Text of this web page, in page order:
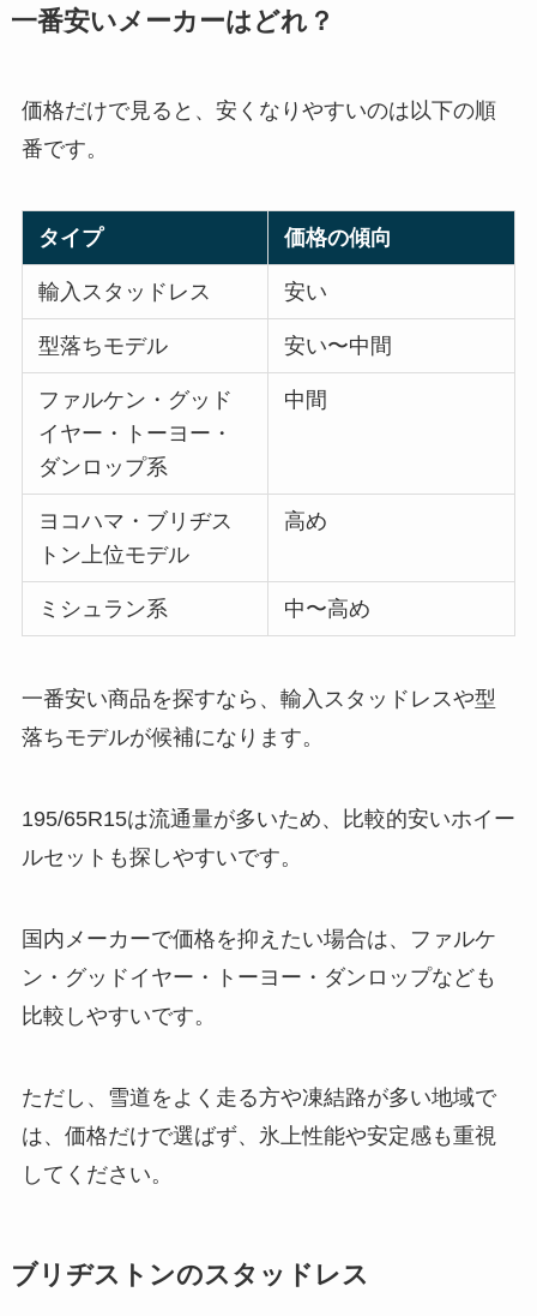
一番安いメーカーはどれ？
価格だけで見ると、安くなりやすいのは以下の順
番です。
タイプ 価格の傾向
輸入スタッドレス 安い
型落ちモデル 安い〜中間
ファルケン・グッド
イヤー・トーヨー・
ダンロップ系
中間
ヨコハマ・ブリヂス
トン上位モデル
高め
ミシュラン系 中〜高め
一番安い商品を探すなら、輸入スタッドレスや型
落ちモデルが候補になります。
195/65R15は流通量が多いため、比較的安いホイー
ルセットも探しやすいです。
国内メーカーで価格を抑えたい場合は、ファルケ
ン・グッドイヤー・トーヨー・ダンロップなども
比較しやすいです。
ただし、雪道をよく走る方や凍結路が多い地域で
は、価格だけで選ばず、氷上性能や安定感も重視
してください。
ブリヂストンのスタッドレス